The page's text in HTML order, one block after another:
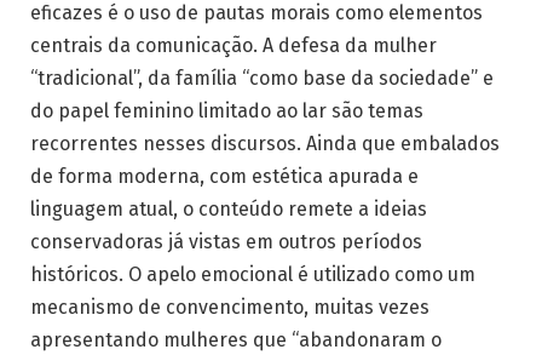
eficazes é o uso de pautas morais como elementos
centrais da comunicação. A defesa da mulher
“tradicional”, da família “como base da sociedade” e
do papel feminino limitado ao lar são temas
recorrentes nesses discursos. Ainda que embalados
de forma moderna, com estética apurada e
linguagem atual, o conteúdo remete a ideias
conservadoras já vistas em outros períodos
históricos. O apelo emocional é utilizado como um
mecanismo de convencimento, muitas vezes
apresentando mulheres que “abandonaram o